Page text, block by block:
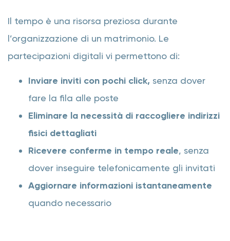
Il tempo è una risorsa preziosa durante
l’organizzazione di un matrimonio. Le
partecipazioni digitali vi permettono di:
Inviare inviti con pochi click, senza dover
fare la fila alle poste
Eliminare la necessità di raccogliere indirizzi
fisici dettagliati
Ricevere conferme in tempo reale, senza
dover inseguire telefonicamente gli invitati
Aggiornare informazioni istantaneamente
quando necessario